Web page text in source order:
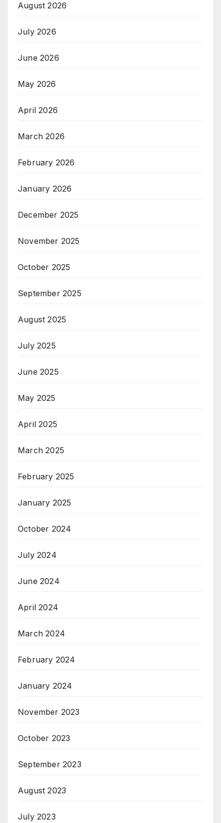
August 2026
July 2026
June 2026
May 2026
April 2026
March 2026
February 2026
January 2026
December 2025
November 2025
October 2025
September 2025
August 2025
July 2025
June 2025
May 2025
April 2025
March 2025
February 2025
January 2025
October 2024
July 2024
June 2024
April 2024
March 2024
February 2024
January 2024
November 2023
October 2023
September 2023
August 2023
July 2023